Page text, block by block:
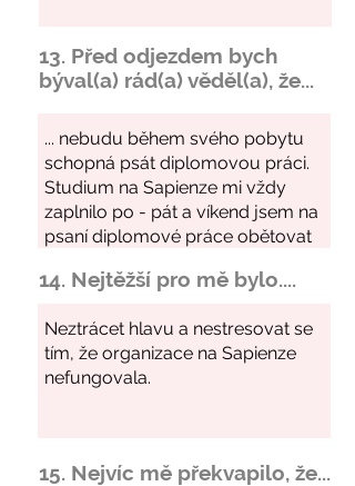
13. Před odjezdem bych
býval(a) rád(a) věděl(a), že...
14. Nejtěžší pro mě bylo....
15. Nejvíc mě překvapilo, že...